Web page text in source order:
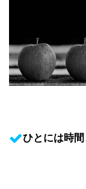
ひとには時